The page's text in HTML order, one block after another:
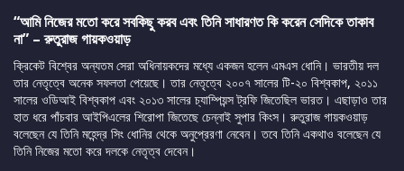
“আমি নিজের মতো করে সবকিছু করব এবং তিনি সাধারণত কি করেন সেদিকে তাকাব
না” – রুতুরাজ গায়কওয়াড়
ক্রিকেট বিশ্বের অন্যতম সেরা অধিনায়কদের মধ্যে একজন হলেন এমএস ধোনি। ভারতীয় দল
তার নেতৃত্বে অনেক সফলতা পেয়েছে। তার নেতৃত্বে ২০০৭ সালের টি-২০ বিশ্বকাপ, ২০১১
সালের ওডিআই বিশ্বকাপ এবং ২০১৩ সালের চ্যাম্পিয়ন্স ট্রফি জিতেছিল ভারত। এছাড়াও তার
হাত ধরে পাঁচবার আইপিএলের শিরোপা জিতেছে চেন্নাই সুপার কিংস। রুতুরাজ গায়কওয়াড়
বলেছেন যে তিনি মহেন্দ্র সিং ধোনির থেকে অনুপ্রেরণা নেবেন। তবে তিনি একথাও বলেছেন যে
তিনি নিজের মতো করে দলকে নেতৃত্ব দেবেন।